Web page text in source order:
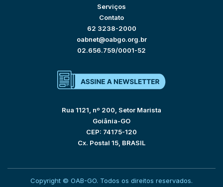
Serviços
Contato
62 3238-2000
oabnet@oabgo.org.br
02.656.759/0001-52
Rua 1121, nº 200, Setor Marista
Goiânia-GO
CEP: 74175-120
Cx. Postal 15, BRASIL
Copyright © OAB-GO. Todos os direitos reservados.